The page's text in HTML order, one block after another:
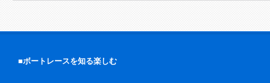
■ボートレースを知る楽しむ